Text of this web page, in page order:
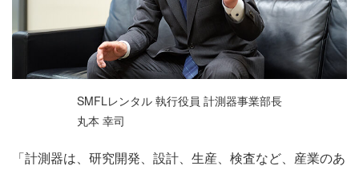
SMFLレンタル 執行役員 計測器事業部長
丸本 幸司
「計測器は、研究開発、設計、生産、検査など、産業のあ